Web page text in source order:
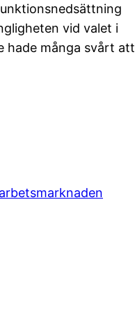
vid valet i
hade många svårt att